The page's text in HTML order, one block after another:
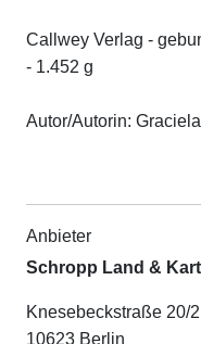
Callwey Verlag -
- 1.452 g
Autor/Autorin:
Anbieter
Schropp Land &
Knesebeckstraße 20/
10623 Berlin